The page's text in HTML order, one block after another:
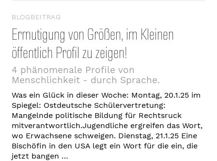
BLOGBEITRAG
Ermutigung von Größen, im Kleinen
öffentlich Profil zu zeigen!
4 phänomenale Profile von
Menschlichkeit - durch Sprache.
Was ein Glück in dieser Woche: Montag, 20.1.25 im
Spiegel: Ostdeutsche Schülervertretung:
Mangelnde politische Bildung für Rechtsruck
mitverantwortlich.Jugendliche ergreifen das Wort,
wo Erwachsene schweigen. Dienstag, 21.1.25 Eine
Bischöfin in den USA legt ein Wort für die ein, die
jetzt bangen …